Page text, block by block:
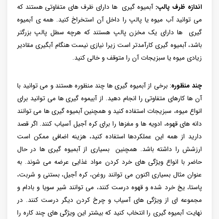
اندازه ظرف پالپ:آبمیوه گیری ها دارای ظرف های متفاوتی هستند که
می توانید آب میوه یا پالپ را داخل آن استخراخ کنید. همه ی آبمیوه
گیری ها دارای یک مخزن پالپ هستند که هرچه سطل پالپ بزرگتر
باشد، آبمیوه گیری کارآمدتر است زیرا نیازی نیست هنگام آبگیری مقادیر
زیادی میوه یا سبزیجات آن را متوقف و خالی کنید.
چند منظوره: برخی از آبمیوه گیری ها چند منظوره هستند و می توانید با
آن ها کارهای متفاوتی را انجام دهید. از آبیموه گیری ها می توانید برای
انواع میوه، سبزیجات استفاده کنید و همچنین آبمیوه‌ گیری‌ ها می ‌توانند
دانه‌ های قهوه، ادویه ‌ها و مغزها را برای کره آجیل آسیاب کنند. اگر قصد
دارید از همه این عملکردها استفاده کنید، هزینه اضافی ممکن است
ارزشش را داشته باشد. همچنین بسیاری از آبمیوه گیری ها در حال
حاضر با انواع ویژگی های خرد کردن مواد غذایی عرضه می شوند. به
عنوان مثال بسیاری اکنون می توانند روغن، کره آجیل، بستنی و شربت،
پاستا، یخ خرد شده و قهوه درست کنند، می توانند شیر سویا و بادام و
مجموعه ای از ویژگی های آسیاب و چرخ کردن دیگر درست کنند. در
نهایت آبمیوه گیری را انتخاب کنید که بیشتر این ویژگی های چند کاره را